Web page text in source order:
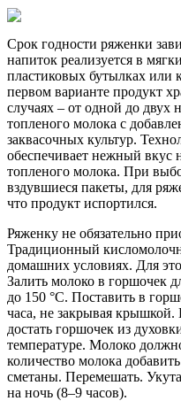
Срок годности ряженки
напиток реализуется в
пластиковых бутылках или
первом варианте продукт
случаях – от одной до двух
топленого молока с
заквасочных культур.
обеспечивает нежный вкус
топленого молока. При
вздувшиеся пакеты, для
что продукт испортился.
Ряженку не обязательно
Традиционный
домашних условиях. Для
Залить молоко в горшочек
до 150 °C. Поставить в
часа, не закрывая
достать горшочек из
температуре. Молоко
количество молока
сметаны. Перемешать.
на ночь (8–9 часов).